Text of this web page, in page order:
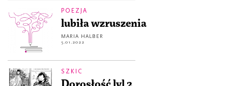
POEZJA
lubiła wzruszenia
MARIA HALBER
5.01.2022
SZKIC